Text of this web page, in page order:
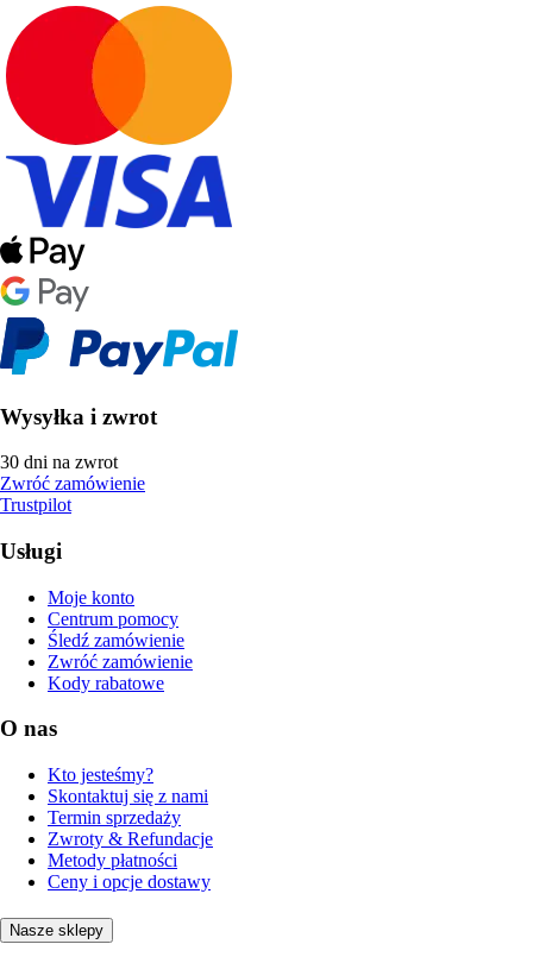
Wysyłka i zwrot
30 dni na zwrot
Zwróć zamówienie
Trustpilot
Usługi
Moje konto
Centrum pomocy
Śledź zamówienie
Zwróć zamówienie
Kody rabatowe
O nas
Kto jesteśmy?
Skontaktuj się z nami
Termin sprzedaży
Zwroty & Refundacje
Metody płatności
Ceny i opcje dostawy
Nasze sklepy